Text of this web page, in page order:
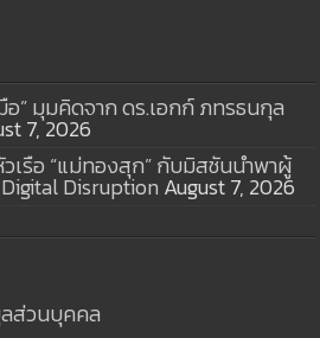
อ” มุมคิดจาก ดร.เอกก์ ภทรธนกุล
7, 2026
อ “แม่ทองสุก” กับมิสชันนำพาผู้
Disruption August 7, 2026
ส่วนบุคคล